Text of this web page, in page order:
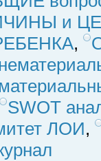
и
,
SWOT
ЛОИ,